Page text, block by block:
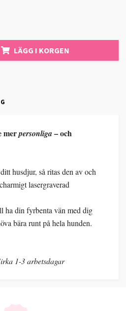
LÄGG I KORGEN
merpersonliga– och
husdjur, så ritas den av och
lasergraverad
ha din fyrbenta vän med dig
bära runt på hela hunden.
1-3 arbetsdagar